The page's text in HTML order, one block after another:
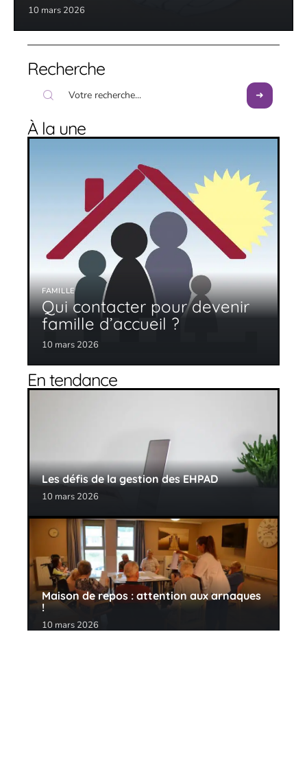
10 mars 2026
Recherche
À la une
FAMILLE
Qui contacter pour devenir
famille d’accueil ?
10 mars 2026
En tendance
Les défis de la gestion des EHPAD
10 mars 2026
Maison de repos : attention aux arnaques
!
10 mars 2026